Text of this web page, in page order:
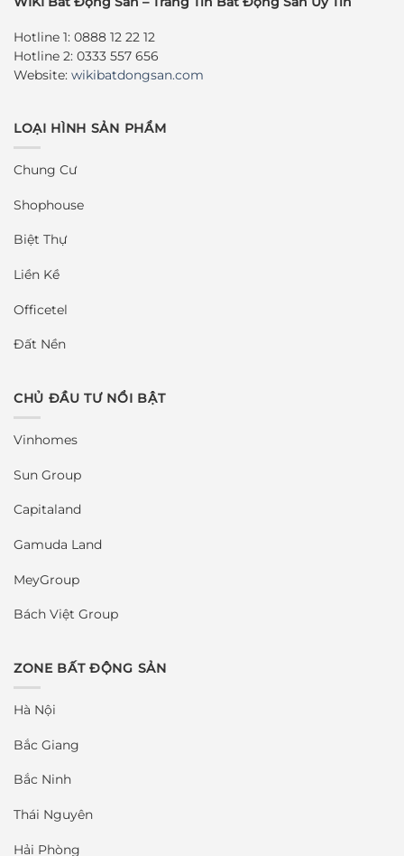
Hotline 1: 0888 12 22 12
Hotline 2: 0333 557 656
Website: wikibatdongsan.com
LOẠI HÌNH SẢN PHẨM
Chung Cư
Shophouse
Biệt Thự
Liền Kề
Officetel
Đất Nền
CHỦ ĐẦU TƯ NỔI BẬT
Vinhomes
Sun Group
Capitaland
Gamuda Land
MeyGroup
Bách Việt Group
ZONE BẤT ĐỘNG SẢN
Hà Nội
Bắc Giang
Bắc Ninh
Thái Nguyên
Hải Phòng